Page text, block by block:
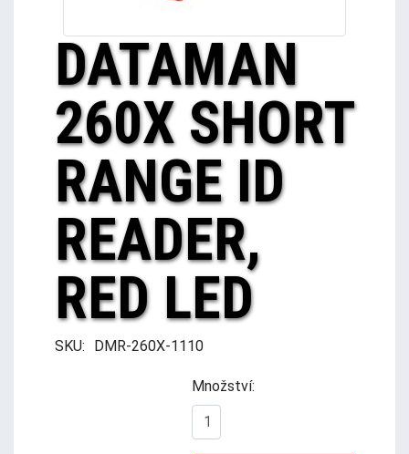
DATAMAN
260X SHORT
RANGE ID
READER,
RED LED
SKU: DMR-260X-1110
Množství: